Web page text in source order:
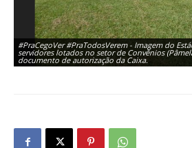
#PraCegoVer #PraTodosVerem - Imagem do
servidores lotados no setor de Convênios
documento de autorização da Caixa.